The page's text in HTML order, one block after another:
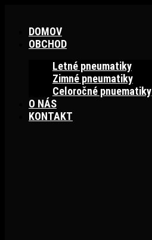
DOMOV
OBCHOD
Letné pneumatiky
Zimné pneumatiky
Celoročné pnuematiky
O NÁS
KONTAKT